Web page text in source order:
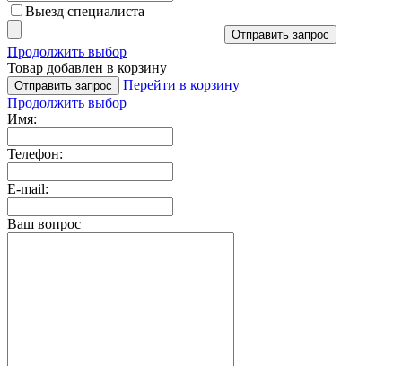
Выезд специалиста
Отправить запрос
Продолжить выбор
Товар добавлен в корзину
Отправить запрос
Перейти в корзину
Продолжить выбор
Имя:
Телефон:
E-mail:
Ваш вопрос